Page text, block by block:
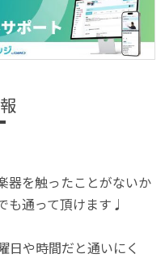
器を触ったことがないか
も通って頂けます♩
日や時間だと通いにく